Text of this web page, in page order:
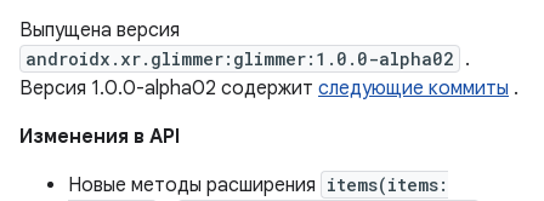
Выпущена версия
androidx.xr.glimmer:glimmer:1.0.0-alpha02 .
Версия 1.0.0-alpha02 содержит следующие коммиты .
Изменения в API
Новые методы расширения items(items: